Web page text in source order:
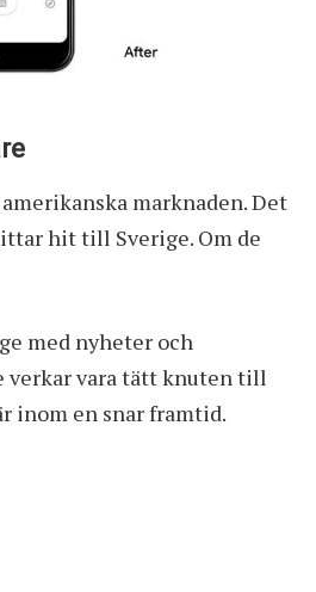
marknaden. Det
hit till Sverige. Om de
med nyheter och
verkar vara tätt knuten till
inom en snar framtid.